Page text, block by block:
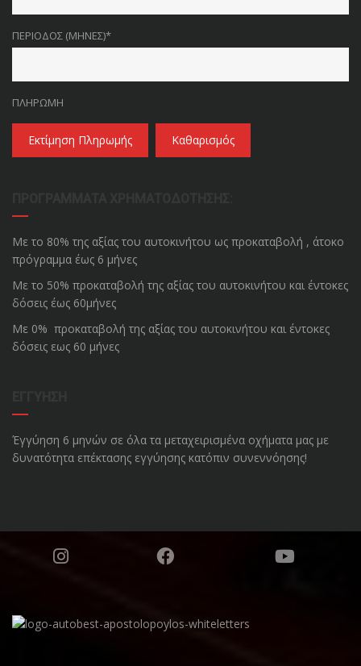
ΠΕΡΊΟΔΟΣ (ΜΉΝΕΣ)*
ΠΛΗΡΩΜΉ
Εκτίμηση Πληρωμής Καθαρισμός
Με το 80% της αξίας του αυτοκινήτου ως προκαταβολή , άτοκο
πρόγραμμα έως 6 μήνες
Με το 50% προκαταβολή της αξίας του αυτοκινήτου και έντοκες
δόσεις έως 60μήνες
Με 0% προκαταβολή της αξίας του αυτοκινήτου και έντοκες
δόσεις εως 60 μήνες
Έγγύηση 6 μηνών σε όλα τα μεταχειρισμένα οχήματα μας με
δυνατότητα επέκτασης εγγύησης κατόπιν συνεννόησης!